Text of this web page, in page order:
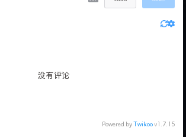
没有评论
Powered byTwikoov1.7.15